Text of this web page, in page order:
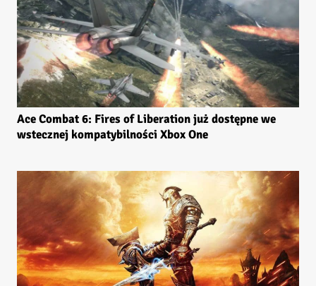
Ace Combat 6: Fires of Liberation już dostępne we
wstecznej kompatybilności Xbox One